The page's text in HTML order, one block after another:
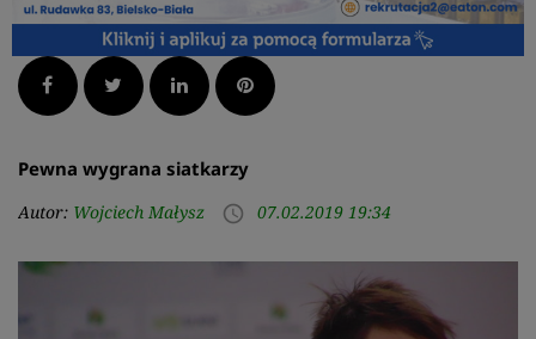
Facebook Twitter LinkedInPinterest
Pewna wygrana siatkarzy
Autor: Wojciech Małysz access_time 07.02.2019 19:34